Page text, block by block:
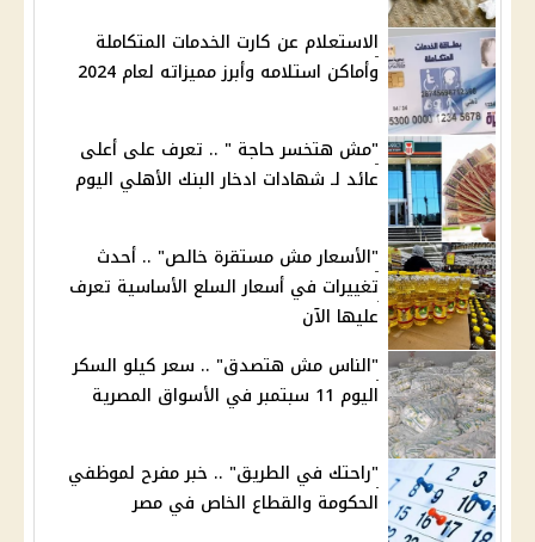
الاستعلام عن كارت الخدمات المتكاملة
وأماكن استلامه وأبرز مميزاته لعام 2024
"مش هتخسر حاجة " .. تعرف على أعلى
عائد لـ شهادات ادخار البنك الأهلي اليوم
"الأسعار مش مستقرة خالص" .. أحدث
تغييرات في أسعار السلع الأساسية تعرف
عليها الآن
"الناس مش هتصدق" .. سعر كيلو السكر
اليوم 11 سبتمبر في الأسواق المصرية
"راحتك في الطريق" .. خبر مفرح لموظفي
الحكومة والقطاع الخاص في مصر